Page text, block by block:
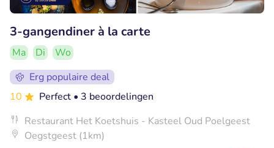
3-gangendiner à la carte
Ma Di
Wo
Erg populaire deal
10
Perfect • 3 beoordelingen
Restaurant Het Koetshuis - Kasteel Oud Poelgeest
Oegstgeest (1km)